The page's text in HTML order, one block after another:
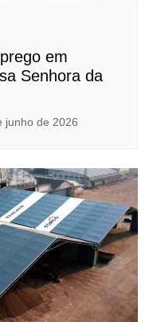
em
Senhora da
junho de 2026